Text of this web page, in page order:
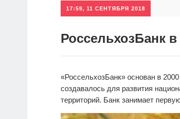
17:59, 11 СЕНТЯБРЯ 2018
РоссельхозБанк
«РоссельхозБанк» основан в
создавалось для развития
территорий. Банк занимает